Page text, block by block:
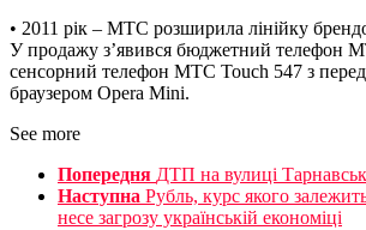
• 2011 рік – МТС розширила лінійку
У продажу з’явився бюджетний телефон
сенсорний телефон МТС Touch 547 з
браузером Opera Mini.
See more
Попередня ДТП на вулиці
Наступна Рубль, курс якого
несе загрозу українській економіці